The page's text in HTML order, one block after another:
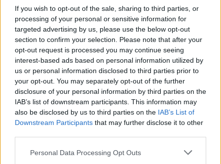
If you wish to opt-out of the sale, sharing to third parties, or
processing of your personal or sensitive information for
targeted advertising by us, please use the below opt-out
section to confirm your selection. Please note that after your
opt-out request is processed you may continue seeing
interest-based ads based on personal information utilized by
us or personal information disclosed to third parties prior to
your opt-out. You may separately opt-out of the further
disclosure of your personal information by third parties on the
IAB’s list of downstream participants. This information may
also be disclosed by us to third parties on the IAB’s List of
Downstream Participants that may further disclose it to other
Please note that this website/app uses one or more Google
Personal Data Processing Opt Outs
της Ουψάλα. Διακρίνει τρεις κύριους τύπους
οργανωμένης βίας: συγκρούσεις στις οποίες
εμπλέκεται τουλάχιστον ένα κράτος, μη κρατικές
συγκρούσεις και μονομερή βία κατά πολιτών.
Το Ισραήλ «είναι ξεκάθαρα μια από τις πιο
επιθετικές χώρες του κόσμου αυτή τη στιγμή»,
σημείωσε η Ρούσταντ αναφερόμενη στην
εμπλοκή του σε διάφορων ειδών συγκρούσεις